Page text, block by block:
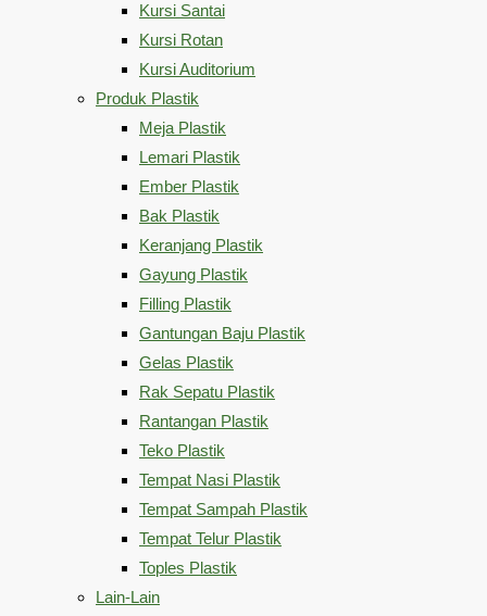
Kursi Santai
Kursi Rotan
Kursi Auditorium
Produk Plastik
Meja Plastik
Lemari Plastik
Ember Plastik
Bak Plastik
Keranjang Plastik
Gayung Plastik
Filling Plastik
Gantungan Baju Plastik
Gelas Plastik
Rak Sepatu Plastik
Rantangan Plastik
Teko Plastik
Tempat Nasi Plastik
Tempat Sampah Plastik
Tempat Telur Plastik
Toples Plastik
Lain-Lain